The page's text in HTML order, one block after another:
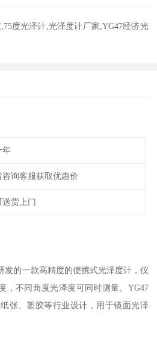
度光泽计,光泽度计厂家,YG47经济光
年
咨询客服获取优惠价
送货上门
发的一款高精度的便携式光泽度计，仪
，不同角度光泽度可同时测量。 YG47
张、塑胶等行业设计，用于镜面光泽